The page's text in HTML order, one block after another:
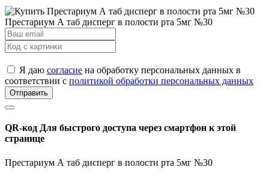
Престариум А таб дисперг в полости рта 5мг №30
Я даю согласие на обработку персональных данных в
соответствии с политикой обработки персональных данных
Отправить
QR-код Для быстрого доступа через смартфон к этой
странице
Престариум А таб дисперг в полости рта 5мг №30